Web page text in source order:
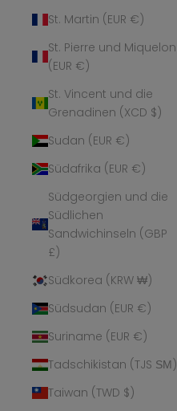
St. Martin (EUR €)
St. Pierre und Miquelon
(EUR €)
St. Vincent und die
Grenadinen (XCD $)
Sudan (EUR €)
Südafrika (EUR €)
Südgeorgien und die
Südlichen
Sandwichinseln (GBP
£)
Südkorea (KRW ₩)
Südsudan (EUR €)
Suriname (EUR €)
Tadschikistan (TJS ЅМ)
Taiwan (TWD $)